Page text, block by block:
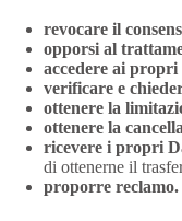
revocare il
opporsi al
accedere ai
verificare e
ottenere la
ottenere la
ricevere i propri
di ottenerne il
proporre reclamo.